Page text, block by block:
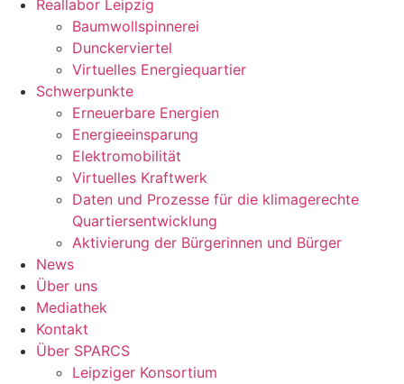
Reallabor Leipzig
Baumwollspinnerei
Dunckerviertel
Virtuelles Energiequartier
Schwerpunkte
Erneuerbare Energien
Energieeinsparung
Elektromobilität
Virtuelles Kraftwerk
Daten und Prozesse für die klimagerechte
Quartiersentwicklung
Aktivierung der Bürgerinnen und Bürger
News
Über uns
Mediathek
Kontakt
Über SPARCS
Leipziger Konsortium